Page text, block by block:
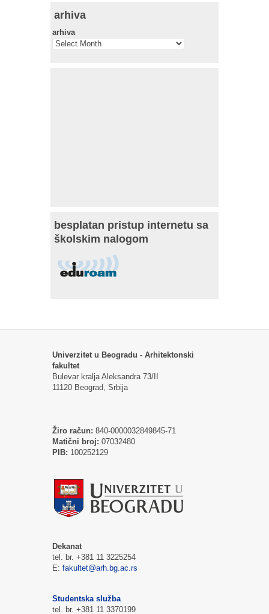
arhiva
arhiva
besplatan pristup internetu sa
školskim nalogom
Univerzitet u Beogradu - Arhitektonski
fakultet
Bulevar kralja Aleksandra 73/II
11120 Beograd, Srbija
Žiro račun: 840-0000032849845-71
Matični broj: 07032480
PIB: 100252129
Dekanat
tel. br. +381 11 3225254
E: fakultet@arh.bg.ac.rs
Studentska služba
tel. br. +381 11 3370199